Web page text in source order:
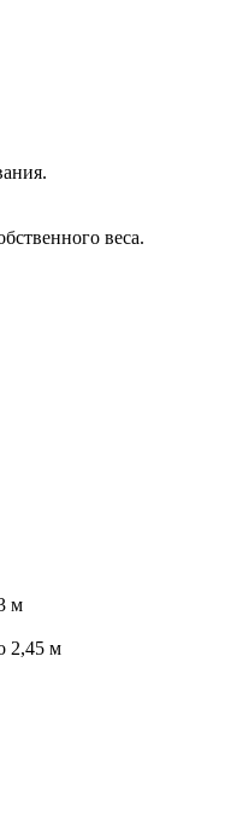
веса.
м
2,45 м